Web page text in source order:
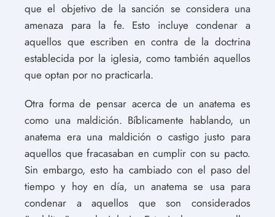
que el objetivo de la sanción se considera una
amenaza para la fe. Esto incluye condenar a
aquellos que escriben en contra de la doctrina
establecida por la iglesia, como también aquellos
que optan por no practicarla.
Otra forma de pensar acerca de un anatema es
como una maldición. Bíblicamente hablando, un
anatema era una maldición o castigo justo para
aquellos que fracasaban en cumplir con su pacto.
Sin embargo, esto ha cambiado con el paso del
tiempo y hoy en día, un anatema se usa para
condenar a aquellos que son considerados